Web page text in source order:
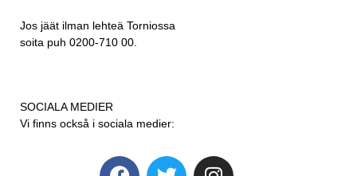
Jos jäät ilman lehteä Torniossa
soita puh 0200-710 00.
SOCIALA MEDIER
Vi finns också i sociala medier: